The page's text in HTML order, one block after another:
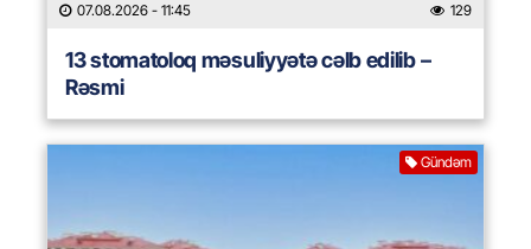
07.08.2026 - 11:45 129
13 stomatoloq məsuliyyətə cəlb edilib –
Rəsmi
Gündəm